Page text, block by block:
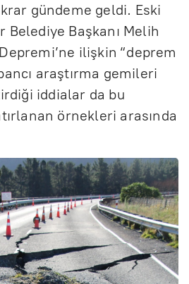
gündeme geldi. Eski
Belediye Başkanı Melih
ilişkin “deprem
araştırma gemileri
iddialar da bu
örnekleri arasında